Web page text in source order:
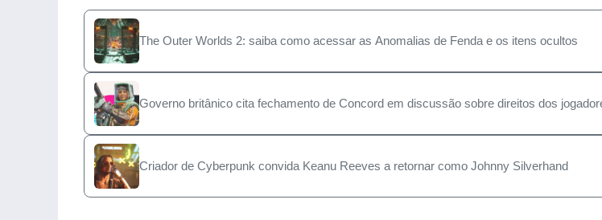
The Outer Worlds 2: saiba como acessar as Anomalias de Fenda e os itens ocultos
Governo britânico cita fechamento de Concord em discussão sobre direitos dos
Criador de Cyberpunk convida Keanu Reeves a retornar como Johnny Silverhand